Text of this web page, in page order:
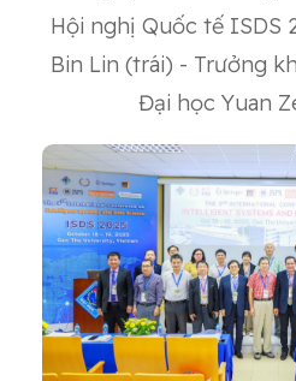
Hội nghị Quốc tế ISDS
Bin Lin (trái) - Trưởng
Đại học Yuan